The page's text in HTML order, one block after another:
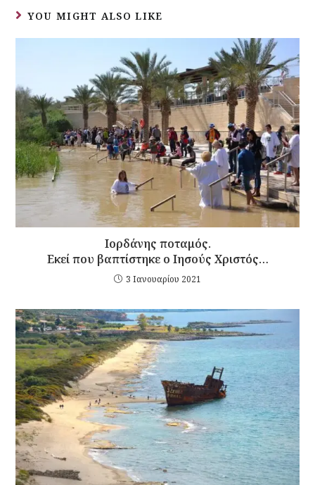
YOU MIGHT ALSO LIKE
Ιορδάνης ποταμός.
Εκεί που βαπτίστηκε ο Ιησούς Χριστός…
3 Ιανουαρίου 2021